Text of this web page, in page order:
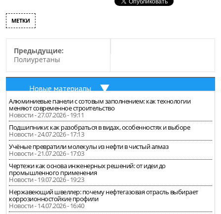
МЕТКИ
Предыдущие:
Полиуретаны
Новые материалы
Алюминиевые панели с сотовым заполнением: как технологии
меняют современное строительство
Новости - 27.07.2026 - 19:11
Подшипники: как разобраться в видах, особенностях и выборе
Новости - 24.07.2026 - 17:13
Учёные превратили молекулы из нефти в чистый алмаз
Новости - 21.07.2026 - 17:03
Чертежи как основа инженерных решений: от идеи до
промышленного применения
Новости - 19.07.2026 - 19:23
Нержавеющий швеллер: почему нефтегазовая отрасль выбирает
коррозионностойкие профили
Новости - 14.07.2026 - 16:40